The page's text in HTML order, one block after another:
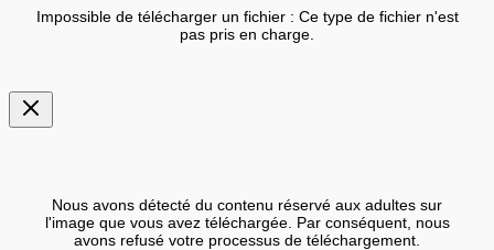
Impossible de télécharger un fichier : Ce type de fichier n'est
pas pris en charge.
Nous avons détecté du contenu réservé aux adultes sur
l'image que vous avez téléchargée. Par conséquent, nous
avons refusé votre processus de téléchargement.